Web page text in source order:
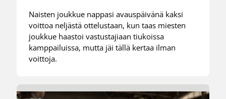
Naisten joukkue nappasi avauspäivänä kaksi
voittoa neljästä ottelustaan, kun taas miesten
joukkue haastoi vastustajiaan tiukoissa
kamppailuissa, mutta jäi tällä kertaa ilman
voittoja.